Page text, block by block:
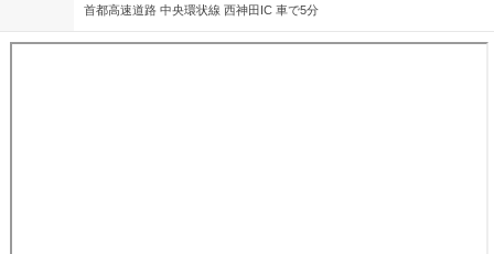
首都高速道路 中央環状線 西神田IC 車で5分